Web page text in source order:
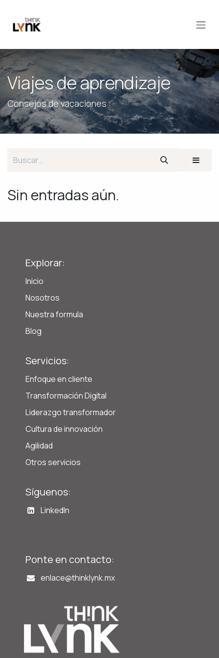
Viajes de aprendizaje
Consejos de vacaciones
Sin entradas aún.
Explorar:
Inicio
Nosotros
Nuestra formula
Blog
Servicios:
Enfoque en cliente
Transformación Digital
Liderazgo transformador
Cultura de innovación
Agilidad
Otros servicios
Síguenos:
LinkedIn
Ponte en contacto:
enlace@thinklynk.mx